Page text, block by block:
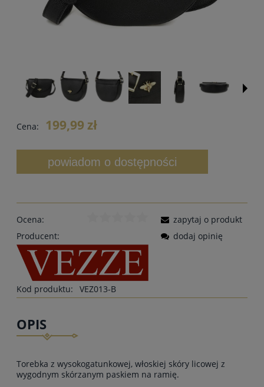
Cena: 199,99 zł
powiadom o dostępności
Ocena:
Producent:
Kod produktu: VEZ013-B
zapytaj o produkt
dodaj opinię
OPIS
Torebka z wysokogatunkowej, włoskiej skóry licowej z
wygodnym skórzanym paskiem na ramię.